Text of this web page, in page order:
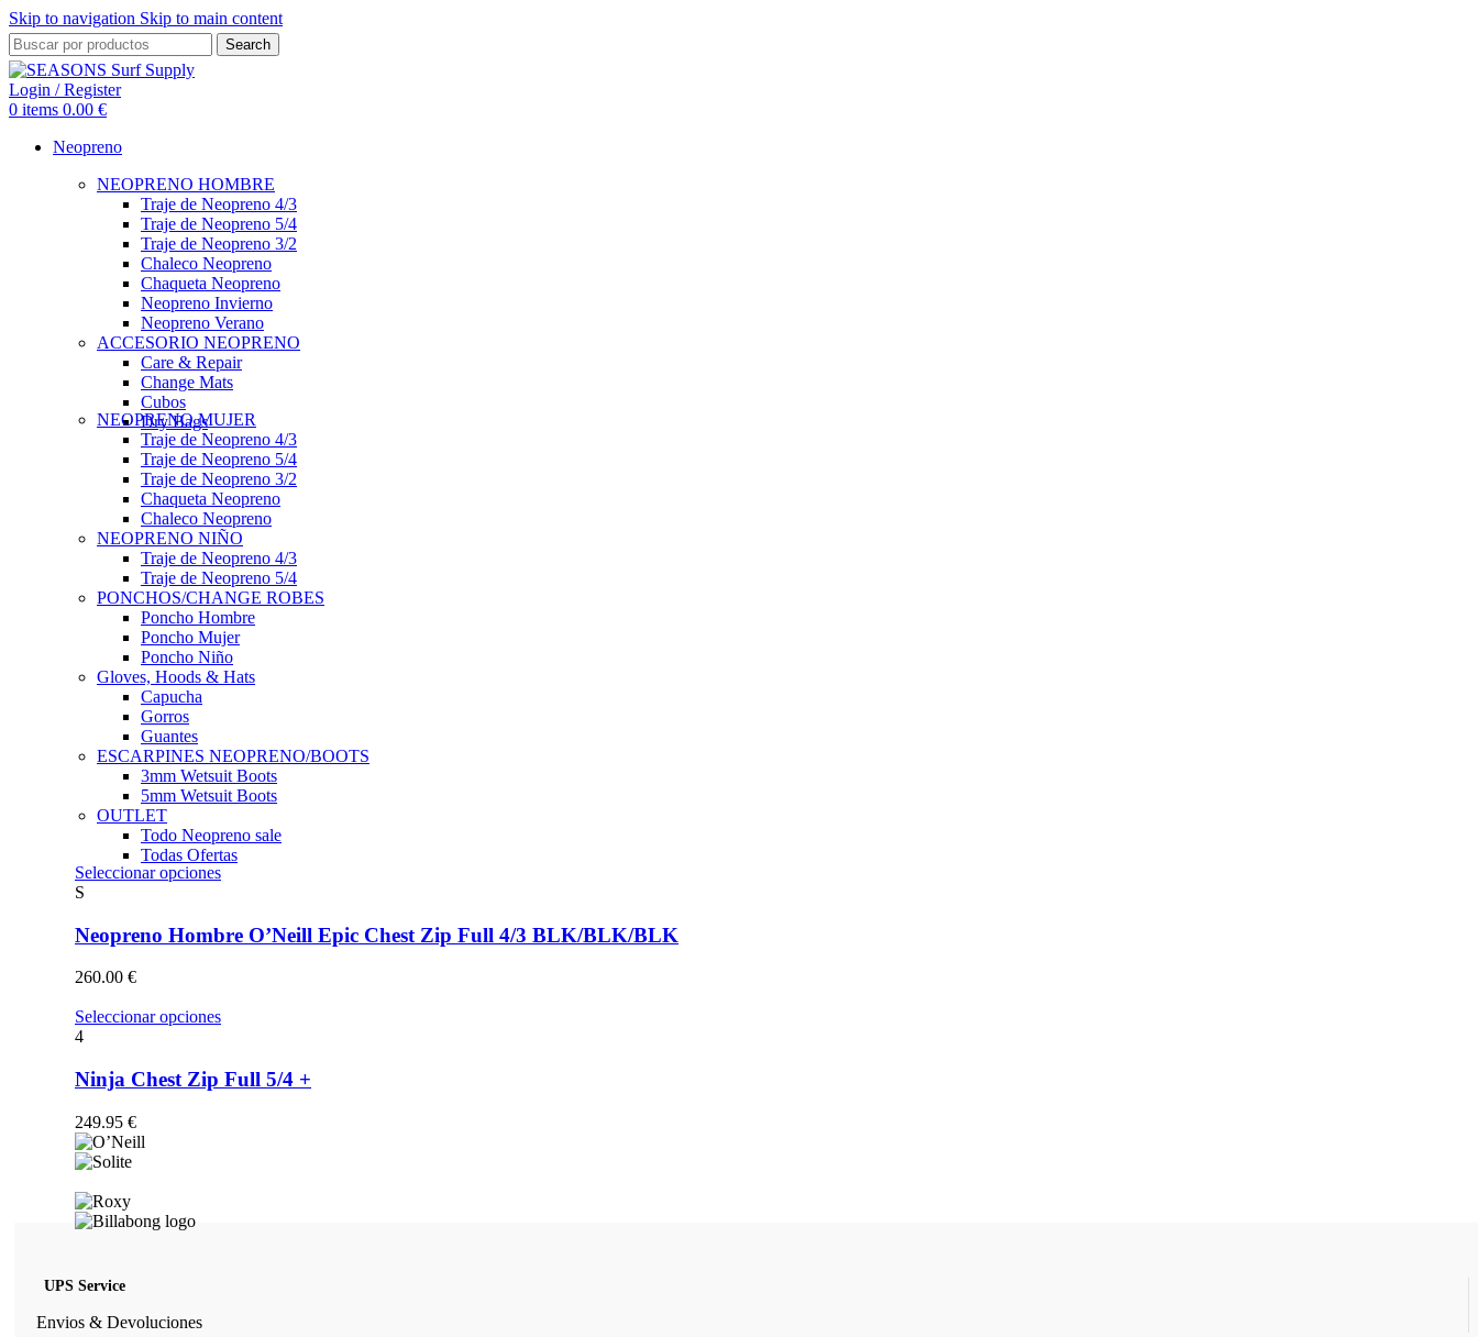
Skip to navigation Skip to main content
Search
Login / Register
0 items 0.00 €
Neopreno
NEOPRENO HOMBRE
Traje de Neopreno 4/3
Traje de Neopreno 5/4
Traje de Neopreno 3/2
Chaleco Neopreno
Chaqueta Neopreno
Neopreno Invierno
Neopreno Verano
ACCESORIO NEOPRENO
Care & Repair
Change Mats
Cubos
Dry Bags
NEOPRENO MUJER
Traje de Neopreno 4/3
Traje de Neopreno 5/4
Traje de Neopreno 3/2
Chaqueta Neopreno
Chaleco Neopreno
NEOPRENO NIÑO
Traje de Neopreno 4/3
Traje de Neopreno 5/4
PONCHOS/CHANGE ROBES
Poncho Hombre
Poncho Mujer
Poncho Niño
Gloves, Hoods & Hats
Capucha
Gorros
Guantes
ESCARPINES NEOPRENO/BOOTS
3mm Wetsuit Boots
5mm Wetsuit Boots
OUTLET
Todo Neopreno sale
Todas Ofertas
Seleccionar opcionesEste
múltiples
variantes.
se
pueden
en
la
S
Neopreno Hombre O’Neill Epic Chest Zip Full 4/3 BLK/BLK/BLK
260.00 €
Seleccionar opcionesEste
múltiples
variantes.
4
Ninja Chest Zip Full 5/4 +
249.95 €
UPS Service
Envios & Devoluciones